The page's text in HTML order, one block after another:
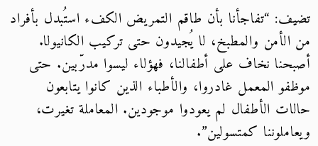
تضيف: “تفاجأنا بأن طاقم التمريض الكفء استُبدل بأفراد
من الأمن والمطبخ، لا يُجيدون حتى تركيب الكانيولا.
أصبحنا نخاف على أطفالنا، فهؤلاء ليسوا مدرّبين. حتى
موظفو المعمل غادروا، والأطباء الذين كانوا يتابعون
حالات الأطفال لم يعودوا موجودين. المعاملة تغيرت،
ويعاملوننا كمتسولين”.